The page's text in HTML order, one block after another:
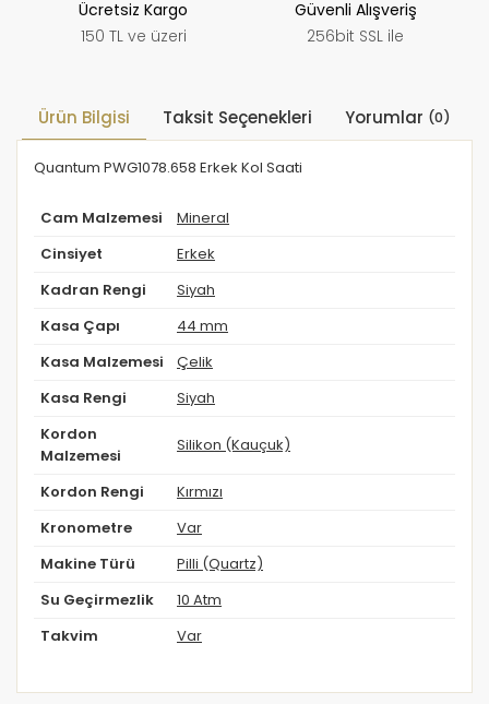
Ücretsiz Kargo
150 TL ve üzeri
Güvenli Alışveriş
256bit SSL ile
Ürün Bilgisi Taksit Seçenekleri Yorumlar (0)
Quantum PWG1078.658 Erkek Kol Saati
Cam Malzemesi Mineral
Cinsiyet Erkek
Kadran Rengi Siyah
Kasa Çapı 44 mm
Kasa Malzemesi Çelik
Kasa Rengi Siyah
Kordon
Malzemesi
Silikon (Kauçuk)
Kordon Rengi Kırmızı
Kronometre Var
Makine Türü Pilli (Quartz)
Su Geçirmezlik 10 Atm
Takvim Var